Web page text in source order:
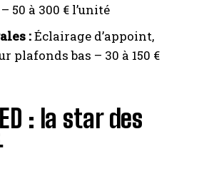
50 à 300 € l’unité
:Éclairage d’appoint,
plafonds bas – 30 à 150 €
: la star des